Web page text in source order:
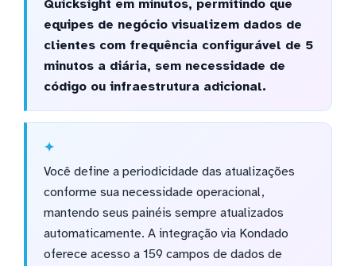
Quicksight em minutos, permitindo que
equipes de negócio visualizem dados de
clientes com frequência configurável de 5
minutos a diária, sem necessidade de
código ou infraestrutura adicional.
Você define a periodicidade das atualizações
conforme sua necessidade operacional,
mantendo seus painéis sempre atualizados
automaticamente. A integração via Kondado
oferece acesso a 159 campos de dados de